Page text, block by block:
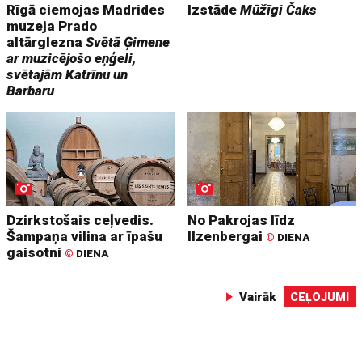
Rīgā ciemojas Madrides
muzeja Prado
altārgleznaSvētā Ģimene
ar muzicējošo eņģeli,
svētajām Katrīnu un
Barbaru
IzstādeMūžīgi Čaks
Dzirkstošais ceļvedis.
Šampaņa vilina ar īpašu
gaisotni © DIENA
No Pakrojas līdz
Ilzenbergai © DIENA
Vairāk CEĻOJUMI